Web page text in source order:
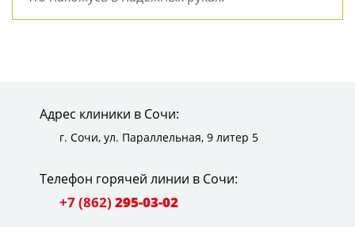
Адрес клиники в Сочи:
г. Сочи, ул. Параллельная, 9 литер 5
Телефон горячей линии в Сочи:
+7 (862) 295-03-02